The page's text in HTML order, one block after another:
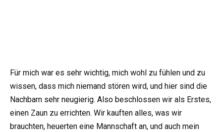
Für mich war es sehr wichtig, mich wohl zu fühlen und zu
wissen, dass mich niemand stören wird, und hier sind die
Nachbarn sehr neugierig. Also beschlossen wir als Erstes,
einen Zaun zu errichten. Wir kauften alles, was wir
brauchten, heuerten eine Mannschaft an, und auch mein